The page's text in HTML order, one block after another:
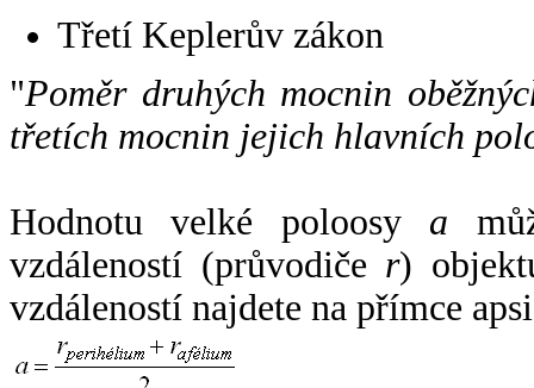
Třetí Keplerův zákon
"Poměr druhých mocnin
třetích mocnin jejich hlavních
Hodnotu velké poloosy a
vzdáleností (průvodiče r)
vzdáleností najdete na přímce